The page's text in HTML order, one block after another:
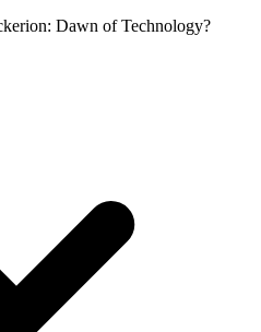
Dawn of Technology?